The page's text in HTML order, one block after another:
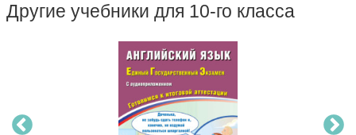
Другие учебники для 10-го класса